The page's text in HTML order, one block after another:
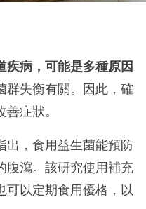
疾病，可能是多種原因
群失衡有關。因此，確
症狀。
出，食用益生菌能預防
腹瀉。該研究使用補充
可以定期食用優格，以